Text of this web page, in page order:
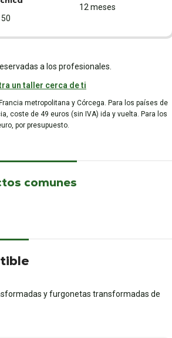
12 meses
a los profesionales.
un taller cerca de ti
metropolitana y Córcega. Para los países de
coste de 49 euros (sin IVA) ida y vuelta. Para los
por presupuesto.
comunes
y furgonetas transformadas de